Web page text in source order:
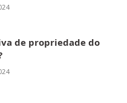
de propriedade do